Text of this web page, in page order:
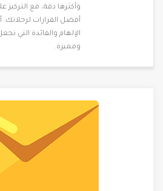
وأكثرها دقة، مع
أفضل القرارات لرحلاتك.
الإلهام والفائدة التي
ومميزة.